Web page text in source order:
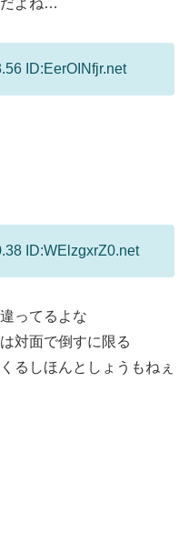
だよね…
ID:EerOINfjr.net
ID:WElzgxrZ0.net
ってるよな
対面で倒すに限る
るしほんとしょうもねぇ